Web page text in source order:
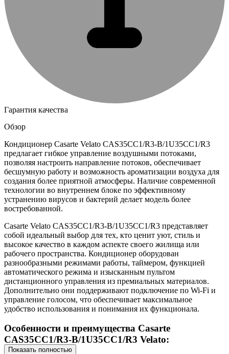
Гарантия качества
Обзор
Кондиционер Casarte Velato CAS35CC1/R3-B/1U35CC1/R3
предлагает гибкое управление воздушными потоками,
позволяя настроить направление потоков, обеспечивает
бесшумную работу и возможность ароматизации воздуха для
создания более приятной атмосферы. Наличие современной
технологии во внутреннем блоке по эффективному
устранению вирусов и бактерий делает модель более
востребованной.
Casarte Velato CAS35CC1/R3-B/1U35CC1/R3 представляет
собой идеальный выбор для тех, кто ценит уют, стиль и
высокое качество в каждом аспекте своего жилища или
рабочего пространства. Кондиционер оборудован
разнообразными режимами работы, таймером, функцией
автоматического режима и изысканным пультом
дистанционного управления из премиальных материалов.
Дополнительно они поддерживают подключение по Wi-Fi и
управление голосом, что обеспечивает максимальное
удобство использования и понимания их функционала.
Особенности и преимущества Casarte
CAS35CC1/R3-B/1U35CC1/R3 Velato:
Показать полностью